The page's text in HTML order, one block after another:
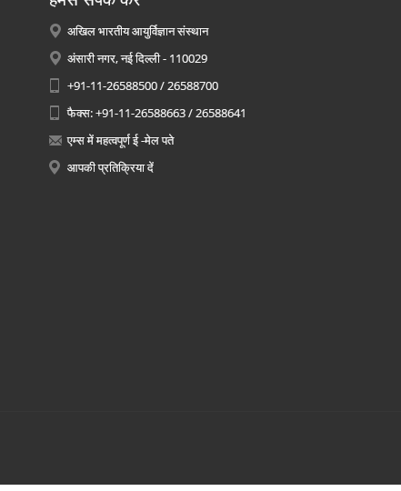
अखिल भारतीय आयुर्विज्ञान संस्थान
अंसारी नगर, नई दिल्ली - 110029
+91-11-26588500 / 26588700
फैक्स: +91-11-26588663 / 26588641
एम्स में महत्वपूर्ण ई -मेल पते
आपकी प्रतिक्रिया दें